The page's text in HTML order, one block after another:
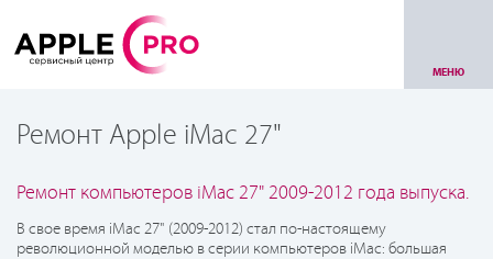
МЕНЮ
Ремонт Apple iMac 27"
Ремонт компьютеров iMac 27" 2009-2012 года выпуска.
В свое время iMac 27" (2009-2012) стал по-настоящему
революционной моделью в серии компьютеров iMac: большая